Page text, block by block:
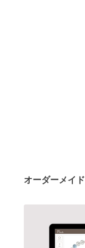
オーダーメイド